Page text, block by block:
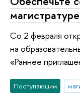
Со 2 февраля
на
«Раннее
Поступающим